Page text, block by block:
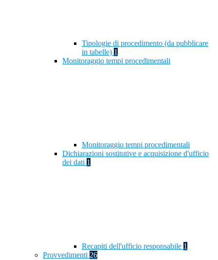
Tipologie di procedimento (da pubblicare
in tabelle) 1
Monitoraggio tempi procedimentali
Monitoraggio tempi procedimentali
Dichiarazioni sostitutive e acquisizione d'ufficio
dei dati 1
Recapiti dell'ufficio responsabile 1
Provvedimenti 26